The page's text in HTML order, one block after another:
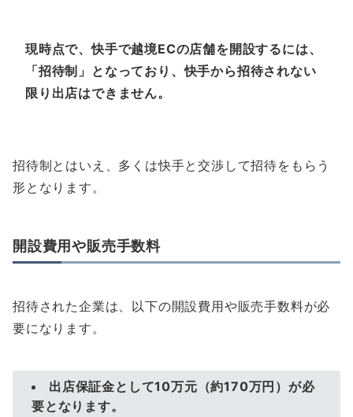
現時点で、快手で越境ECの店舗を開設するには、
「招待制」となっており、快手から招待されない
限り出店はできません。
招待制とはいえ、多くは快手と交渉して招待をもらう
形となります。
開設費用や販売手数料
招待された企業は、以下の開設費用や販売手数料が必
要になります。
出店保証金として10万元（約170万円）が必
要となります。